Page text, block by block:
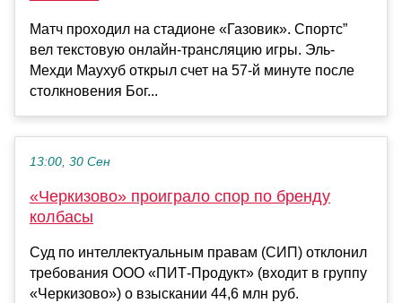
Матч проходил на стадионе «Газовик». Спортс”
вел текстовую онлайн-трансляцию игры. Эль-
Мехди Маухуб открыл счет на 57-й минуте после
столкновения Бог...
13:00, 30 Сен
«Черкизово» проиграло спор по бренду
колбасы
Суд по интеллектуальным правам (СИП) отклонил
требования ООО «ПИТ-Продукт» (входит в группу
«Черкизово») о взыскании 44,6 млн руб.